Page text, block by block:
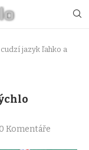
jazyk ľahko a
0 Komentáře